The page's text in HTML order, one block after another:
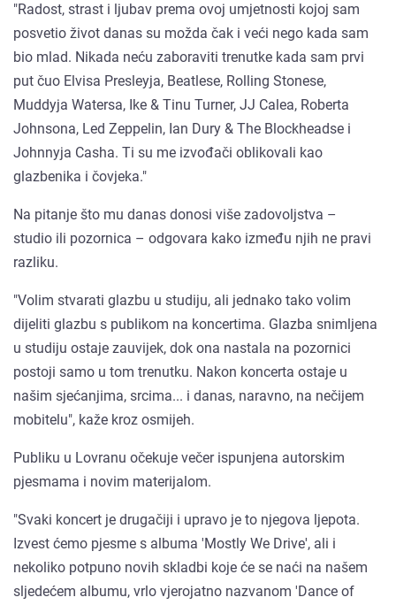
"Radost, strast i ljubav prema ovoj umjetnosti kojoj sam
posvetio život danas su možda čak i veći nego kada sam
bio mlad. Nikada neću zaboraviti trenutke kada sam prvi
put čuo Elvisa Presleyja, Beatlese, Rolling Stonese,
Muddyja Watersa, Ike & Tinu Turner, JJ Calea, Roberta
Johnsona, Led Zeppelin, Ian Dury & The Blockheadse i
Johnnyja Casha. Ti su me izvođači oblikovali kao
glazbenika i čovjeka."
Na pitanje što mu danas donosi više zadovoljstva –
studio ili pozornica – odgovara kako između njih ne pravi
razliku.
"Volim stvarati glazbu u studiju, ali jednako tako volim
dijeliti glazbu s publikom na koncertima. Glazba snimljena
u studiju ostaje zauvijek, dok ona nastala na pozornici
postoji samo u tom trenutku. Nakon koncerta ostaje u
našim sjećanjima, srcima... i danas, naravno, na nečijem
mobitelu", kaže kroz osmijeh.
Publiku u Lovranu očekuje večer ispunjena autorskim
pjesmama i novim materijalom.
"Svaki koncert je drugačiji i upravo je to njegova ljepota.
Izvest ćemo pjesme s albuma 'Mostly We Drive', ali i
nekoliko potpuno novih skladbi koje će se naći na našem
sljedećem albumu, vrlo vjerojatno nazvanom 'Dance of